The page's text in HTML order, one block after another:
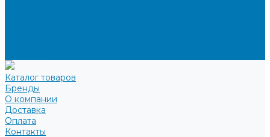
Каталог товаров
Бренды
О компании
Доставка
Оплата
Контакты